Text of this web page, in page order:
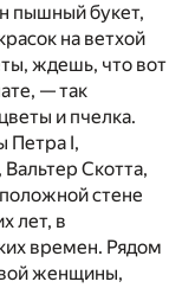
пышный букет,
на ветхой
ждешь, что вот
— так
и пчелка.
Петра I,
Скотта,
стене
лет, в
времен. Рядом
женщины,